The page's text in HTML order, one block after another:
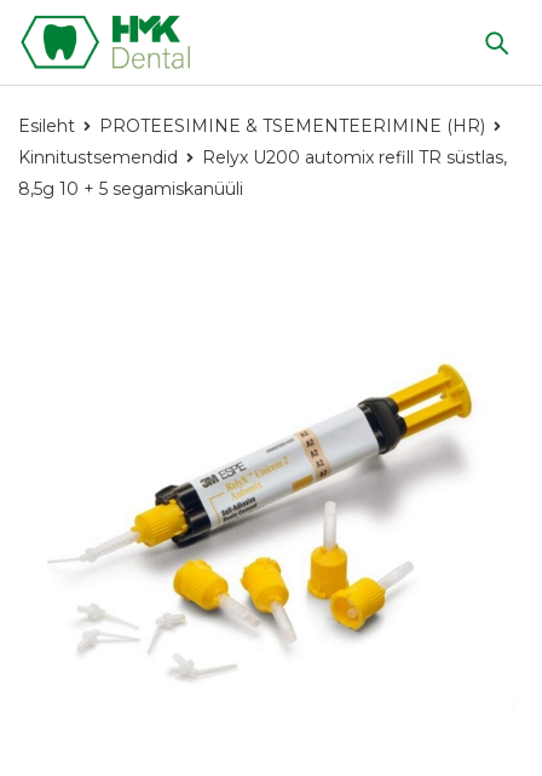
Esileht
PROTEESIMINE & TSEMENTEERIMINE (HR)
Kinnitustsemendid
Relyx U200 automix refill TR süstlas,
8,5g 10 + 5 segamiskanüüli